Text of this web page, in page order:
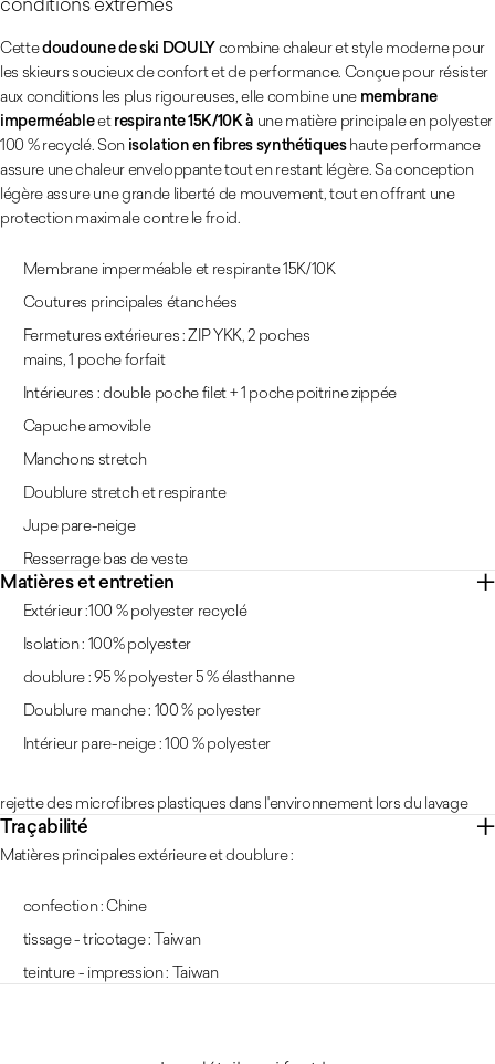
Cettedoudoune de ski DOULYcombine chaleur et style moderne pour
les skieurs soucieux de confort et de performance. Conçue pour résister
aux conditions les plus rigoureuses, elle combine unemembrane
imperméableetrespirante 15K/10K à une matière principale en polyester
100 % recyclé. Sonisolation en fibres synthétiqueshaute performance
assure une chaleur enveloppante tout en restant légère. Sa conception
légère assure une grande liberté de mouvement, tout en offrant une
protection maximale contre le froid.
Membrane imperméable et respirante 15K/10K
Coutures principales étanchées
Fermetures extérieures : ZIP YKK, 2 poches
mains, 1 poche forfait
Intérieures : double poche filet + 1 poche poitrine zippée
Capuche amovible
Manchons stretch
Doublure stretch et respirante
Jupe pare-neige
Resserrage bas de veste
Matières et entretien
Extérieur :100 % polyester recyclé
Isolation : 100% polyester
doublure : 95 % polyester 5 % élasthanne
Doublure manche : 100 % polyester
Intérieur pare-neige : 100 % polyester
rejette des microfibres plastiques dans l'environnement lors du lavage
Traçabilité
Matières principales extérieure et doublure :
confection : Chine
tissage - tricotage : Taiwan
teinture - impression : Taiwan